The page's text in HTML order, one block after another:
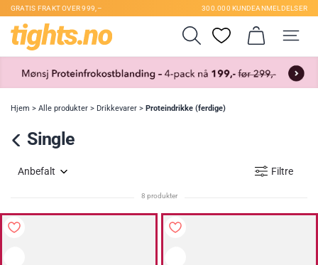
GRATIS FRAKT OVER 999,– 300.000 KUNDEANMELDELSER
Hjem > Alle produkter > Drikkevarer > Proteindrikke (ferdige)
Single
Anbefalt Filtre
8 produkter